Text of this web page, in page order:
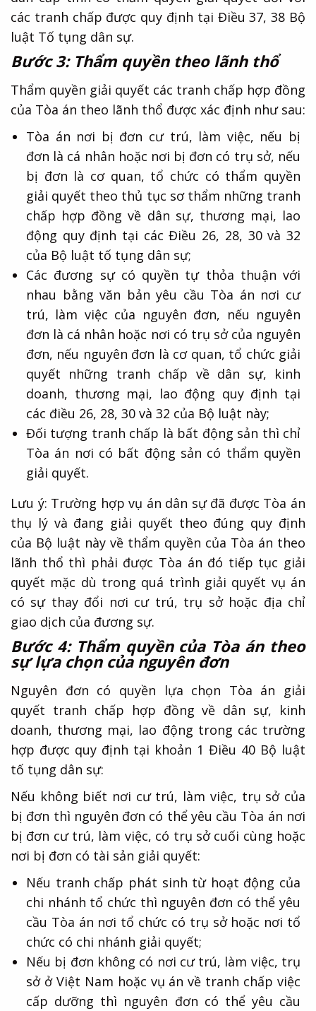
các tranh chấp được quy định tại Điều 37, 38 Bộ
luật Tố tụng dân sự.
Bước 3: Thẩm quyền theo lãnh thổ
Thẩm quyền giải quyết các tranh chấp hợp đồng
của Tòa án theo lãnh thổ được xác định như sau:
Tòa án nơi bị đơn cư trú, làm việc, nếu bị
đơn là cá nhân hoặc nơi bị đơn có trụ sở, nếu
bị đơn là cơ quan, tổ chức có thẩm quyền
giải quyết theo thủ tục sơ thẩm những tranh
chấp hợp đồng về dân sự, thương mại, lao
động quy định tại các Điều 26, 28, 30 và 32
của Bộ luật tố tụng dân sự;
Các đương sự có quyền tự thỏa thuận với
nhau bằng văn bản yêu cầu Tòa án nơi cư
trú, làm việc của nguyên đơn, nếu nguyên
đơn là cá nhân hoặc nơi có trụ sở của nguyên
đơn, nếu nguyên đơn là cơ quan, tổ chức giải
quyết những tranh chấp về dân sự, kinh
doanh, thương mại, lao động quy định tại
các điều 26, 28, 30 và 32 của Bộ luật này;
Đối tượng tranh chấp là bất động sản thì chỉ
Tòa án nơi có bất động sản có thẩm quyền
giải quyết.
Lưu ý: Trường hợp vụ án dân sự đã được Tòa án
thụ lý và đang giải quyết theo đúng quy định
của Bộ luật này về thẩm quyền của Tòa án theo
lãnh thổ thì phải được Tòa án đó tiếp tục giải
quyết mặc dù trong quá trình giải quyết vụ án
có sự thay đổi nơi cư trú, trụ sở hoặc địa chỉ
giao dịch của đương sự.
Bước 4: Thẩm quyền của Tòa án theo
sự lựa chọn của nguyên đơn
Nguyên đơn có quyền lựa chọn Tòa án giải
quyết tranh chấp hợp đồng về dân sự, kinh
doanh, thương mại, lao động trong các trường
hợp được quy định tại khoản 1 Điều 40 Bộ luật
tố tụng dân sự:
Nếu không biết nơi cư trú, làm việc, trụ sở của
bị đơn thì nguyên đơn có thể yêu cầu Tòa án nơi
bị đơn cư trú, làm việc, có trụ sở cuối cùng hoặc
nơi bị đơn có tài sản giải quyết:
Nếu tranh chấp phát sinh từ hoạt động của
chi nhánh tổ chức thì nguyên đơn có thể yêu
cầu Tòa án nơi tổ chức có trụ sở hoặc nơi tổ
chức có chi nhánh giải quyết;
Nếu bị đơn không có nơi cư trú, làm việc, trụ
sở ở Việt Nam hoặc vụ án về tranh chấp việc
cấp dưỡng thì nguyên đơn có thể yêu cầu